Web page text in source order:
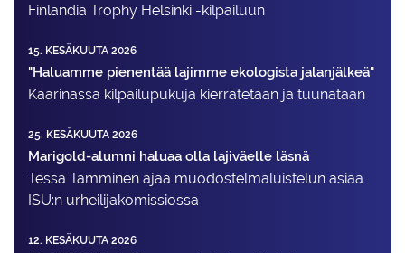
Finlandia Trophy Helsinki -kilpailuun
15. KESÄKUUTA 2026
"Haluamme pienentää lajimme ekologista jalanjälkeä"
Kaarinassa kilpailupukuja kierrätetään ja tuunataan
25. KESÄKUUTA 2026
Marigold-alumni haluaa olla lajiväelle läsnä
Tessa Tamminen ajaa muodostelma­luistelun asiaa
ISU:n urheilija­komissiossa
12. KESÄKUUTA 2026